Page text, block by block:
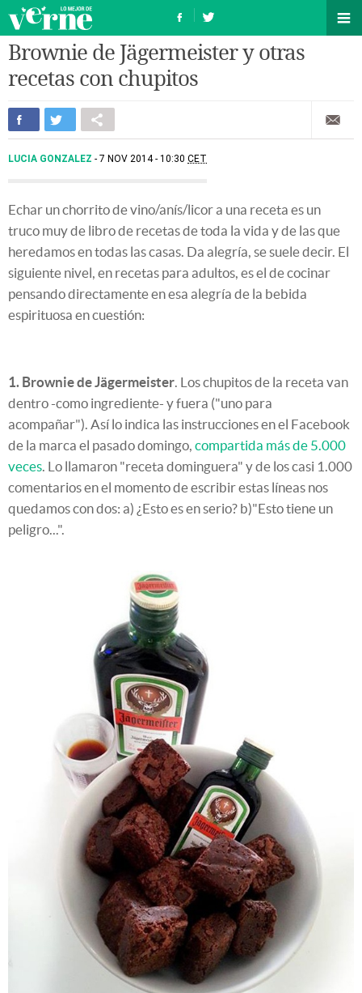
Brownie de Jägermeister y otras
recetas con chupitos
LUCIA GONZALEZ 7 NOV 2014 - 10:30 CET
Echar un chorrito de vino/anís/licor a una receta es un
truco muy de libro de recetas de toda la vida y de las que
heredamos en todas las casas. Da alegría, se suele decir. El
siguiente nivel, en recetas para adultos, es el de cocinar
pensando directamente en esa alegría de la bebida
espirituosa en cuestión:
1. Brownie de Jägermeister. Los chupitos de la receta van
dentro -como ingrediente- y fuera ("uno para
acompañar"). Así lo indica las instrucciones en el Facebook
de la marca el pasado domingo, compartida más de 5.000
veces. Lo llamaron "receta dominguera" y de los casi 1.000
comentarios en el momento de escribir estas líneas nos
quedamos con dos: a) ¿Esto es en serio? b)"Esto tiene un
peligro...".